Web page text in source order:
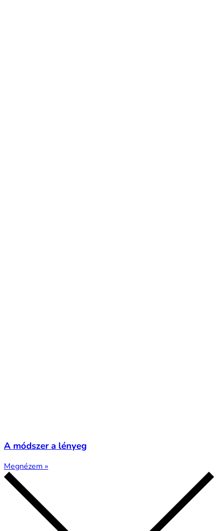
A módszer a lényeg
Megnézem »